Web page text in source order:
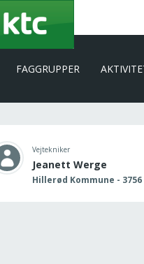
FAGGRUPPER
Vejtekniker
Jeanett Werge
Hillerød Kommune - 3756